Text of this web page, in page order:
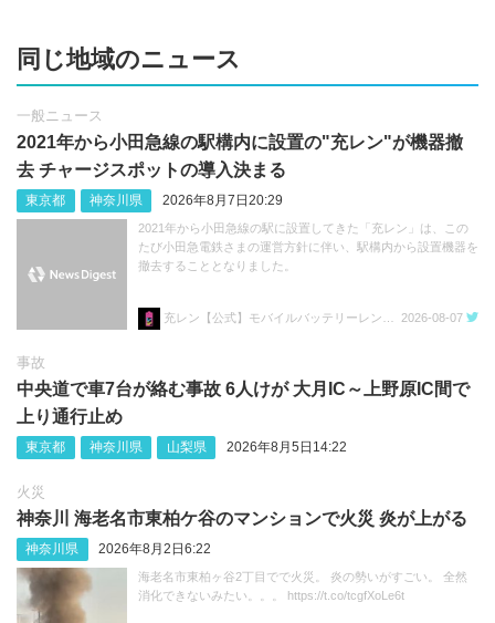
同じ地域のニュース
一般ニュース
2021年から小田急線の駅構内に設置の"充レン"が機器撤
去 チャージスポットの導入決まる
東京都 神奈川県 2026年8月7日20:29
2021年から小田急線の駅に設置してきた「充レン」は、この
たび小田急電鉄さまの運営方針に伴い、駅構内から設置機器を
撤去することとなりました。
2026-08-07
事故
中央道で車7台が絡む事故 6人けが 大月IC～上野原IC間で
上り通行止め
東京都 神奈川県 山梨県 2026年8月5日14:22
火災
神奈川 海老名市東柏ケ谷のマンションで火災 炎が上がる
神奈川県 2026年8月2日6:22
海老名市東柏ヶ谷2丁目でで火災。 炎の勢いがすごい。 全然
消化できないみたい。。。 https://t.co/tcgfXoLe6t